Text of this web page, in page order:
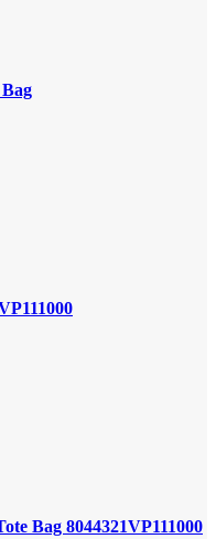
Bag 8044321VP111000